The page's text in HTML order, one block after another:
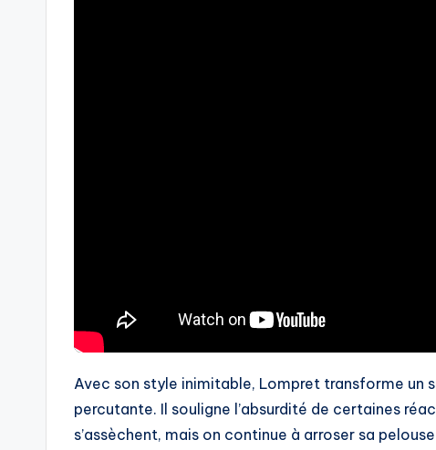
Avec son style inimitable, Lompret transforme un
percutante. Il souligne l’absurdité de certaines
s’assèchent, mais on continue à arroser sa